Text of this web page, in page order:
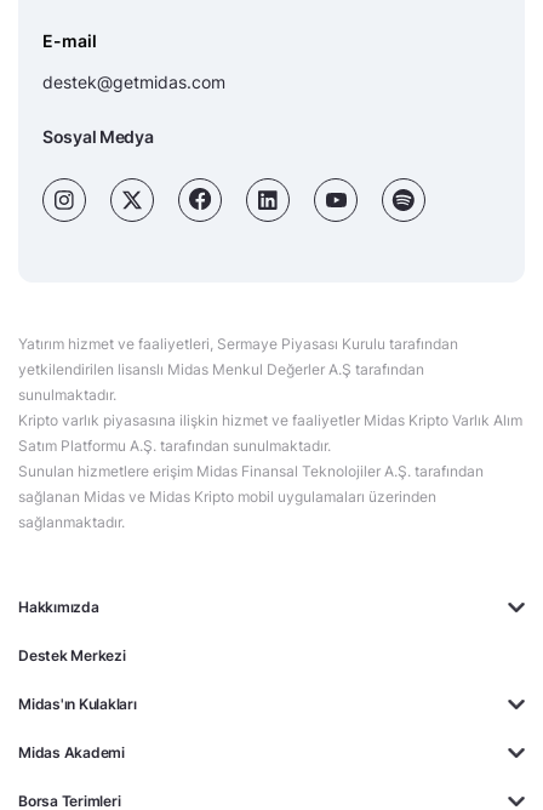
Hakkımızda
Destek Merkezi
Midas'ın Kulakları
Midas Akademi
Borsa Terimleri
E-mail
destek@getmidas.com
Sosyal Medya
Yatırım hizmet ve faaliyetleri, Sermaye Piyasası Kurulu tarafından
yetkilendirilen lisanslı Midas Menkul Değerler A.Ş tarafından
sunulmaktadır.
Kripto varlık piyasasına ilişkin hizmet ve faaliyetler Midas Kripto Varlık Alım
Satım Platformu A.Ş. tarafından sunulmaktadır.
Sunulan hizmetlere erişim Midas Finansal Teknolojiler A.Ş. tarafından
sağlanan Midas ve Midas Kripto mobil uygulamaları üzerinden
sağlanmaktadır.